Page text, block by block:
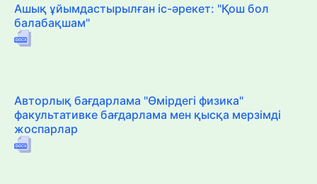
Ашық ұйымдастырылған іс-әрекет: "Қош бол
балабақшам"
Авторлық бағдарлама "Өмірдегі физика"
факультативке бағдарлама мен қысқа мерзімді
жоспарлар